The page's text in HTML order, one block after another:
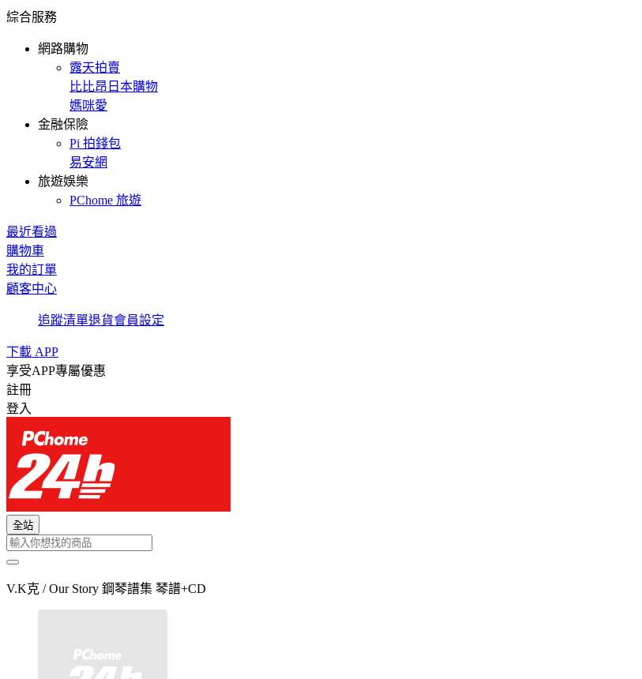
綜合服務
網路購物
露天拍賣
比比昂日本購物
媽咪愛
金融保險
Pi 拍錢包
易安網
旅遊娛樂
PChome 旅遊
最近看過
購物車
我的訂單
顧客中心
追蹤清單退貨會員設定
下載 APP
享受APP專屬優惠
註冊
登入
全站
V.K克 / Our Story 鋼琴譜集 琴譜+CD